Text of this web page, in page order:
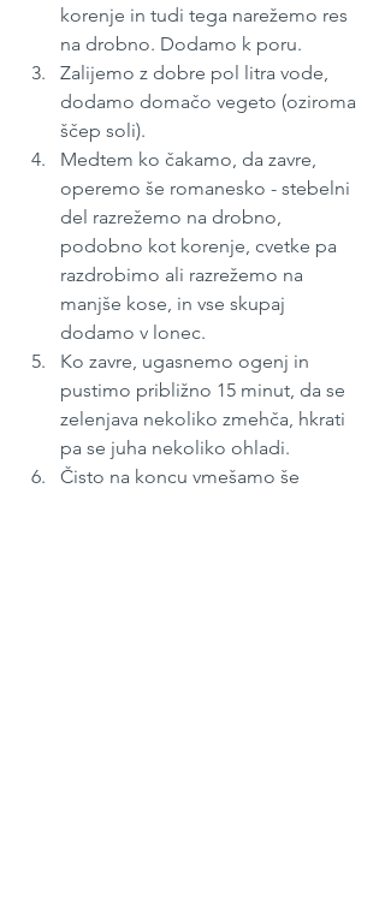
korenje in tudi tega narežemo res
na drobno. Dodamo k poru.
Zalijemo z dobre pol litra vode,
dodamo domačo vegeto (oziroma
ščep soli).
Medtem ko čakamo, da zavre,
operemo še romanesko - stebelni
del razrežemo na drobno,
podobno kot korenje, cvetke pa
razdrobimo ali razrežemo na
manjše kose, in vse skupaj
dodamo v lonec.
Ko zavre, ugasnemo ogenj in
pustimo približno 15 minut, da se
zelenjava nekoliko zmehča, hkrati
pa se juha nekoliko ohladi.
Čisto na koncu vmešamo še